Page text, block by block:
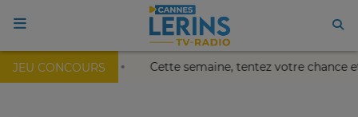
JEU CONCOURS
Nikaïa de Nice ! Cette semaine, tentez votre